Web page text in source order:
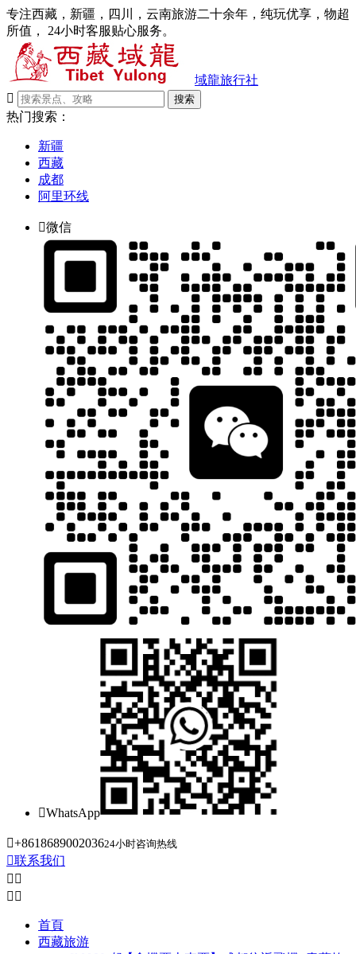
专注西藏，新疆，四川，云南旅游二十余年，纯玩优享，物超
所值， 24小时客服贴心服务。
域龍旅行社

搜索
热门搜索：
新疆
西藏
成都
阿里环线
微信
WhatsApp
+861868900203624小时咨询热线
联系我们
 
 
首頁
西藏旅游